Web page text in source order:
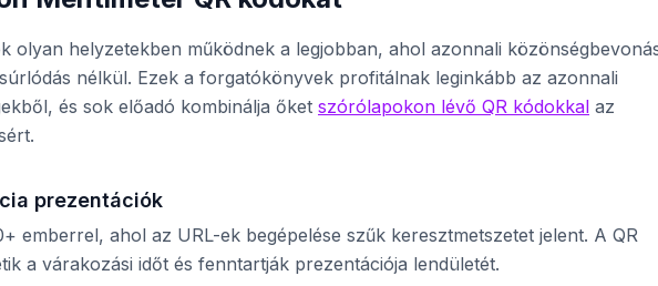
olyan helyzetekben működnek a legjobban, ahol azonnali
nélkül. Ezek a forgatókönyvek profitálnak leginkább az azonnali
és sok előadó kombinálja őket szórólapokon lévő QR kódokkal az
prezentációk
emberrel, ahol az URL-ek begépelése szűk keresztmetszetet jelent. A QR
a várakozási időt és fenntartják prezentációja lendületét.